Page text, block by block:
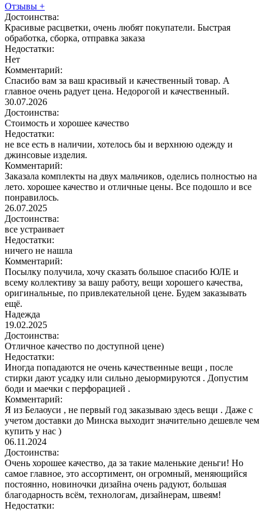
Отзывы +
Достоинства:
Красивые расцветки, очень любят покупатели. Быстрая
обработка, сборка, отправка заказа
Недостатки:
Нет
Комментарий:
Спасибо вам за ваш красивый и качественный товар. А
главное очень радует цена. Недорогой и качественный.
30.07.2026
Достоинства:
Стоимость и хорошее качество
Недостатки:
не все есть в наличии, хотелось бы и верхнюю одежду и
джинсовые изделия.
Комментарий:
Заказала комплекты на двух мальчиков, оделись полностью на
лето. хорошее качество и отличные цены. Все подошло и все
понравилось.
26.07.2025
Достоинства:
все устраивает
Недостатки:
ничего не нашла
Комментарий:
Посылку получила, хочу сказать большое спасибо ЮЛЕ и
всему коллективу за вашу работу, вещи хорошего качества,
оригинальные, по привлекательной цене. Будем заказывать
ещё.
Надежда
19.02.2025
Достоинства:
Отличное качество по доступной цене)
Недостатки:
Иногда попадаются не очень качественные вещи , после
стирки дают усадку или сильно деыормируются . Допустим
боди и маечки с перфорацией .
Комментарий:
Я из Белаоуси , не первый год заказываю здесь вещи . Даже с
учетом доставки до Минска выходит значительно дешевле чем
купить у нас )
06.11.2024
Достоинства:
Очень хорошее качество, да за такие маленькие деньги! Но
самое главное, это ассортимент, он огромный, меняющийся
постоянно, новиночки дизайна очень радуют, большая
благодарность всём, технологам, дизайнерам, швеям!
Недостатки: